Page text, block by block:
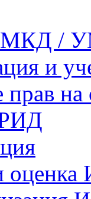
МКД /
и
оценка